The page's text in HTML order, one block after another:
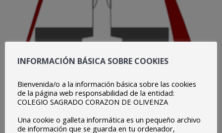
INFORMACIÓN BÁSICA SOBRE COOKIES
Bienvenida/o a la información básica sobre las cookies
de la página web responsabilidad de la entidad:
COLEGIO SAGRADO CORAZON DE OLIVENZA
Una cookie o galleta informática es un pequeño archivo
de información que se guarda en tu ordenador,